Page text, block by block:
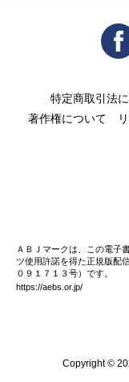
特定商取引法
著作権について
ＡＢＪマークは、この電子
ツ使用許諾を得た正規版配
０９１７１３号）です。
https://aebs.or.jp/
Copyright ©